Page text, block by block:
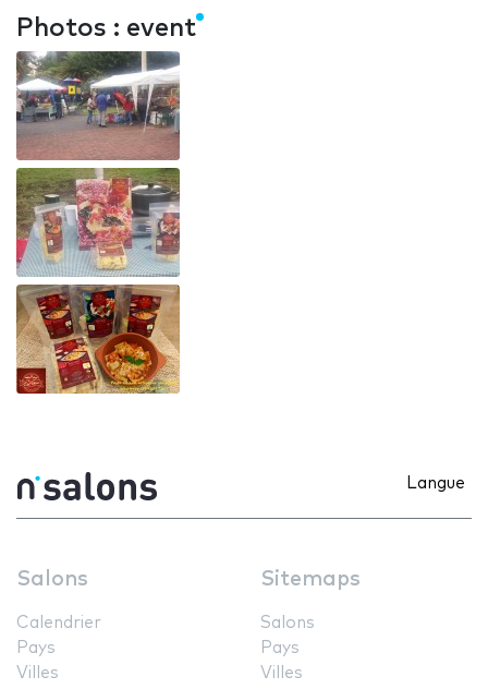
Photos : event
Langue
Salons
Calendrier
Pays
Villes
Sitemaps
Salons
Pays
Villes